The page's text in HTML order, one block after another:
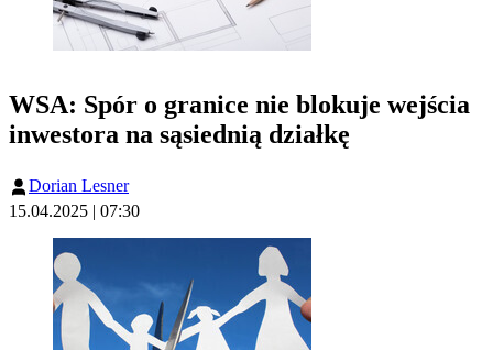
WSA: Spór o granice nie blokuje wejścia
inwestora na sąsiednią działkę
Dorian Lesner
15.04.2025 | 07:30